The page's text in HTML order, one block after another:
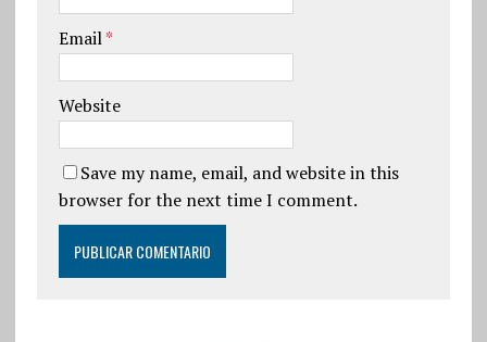
Email*
Website
Save my name, email, and website in this
browser for the next time I comment.